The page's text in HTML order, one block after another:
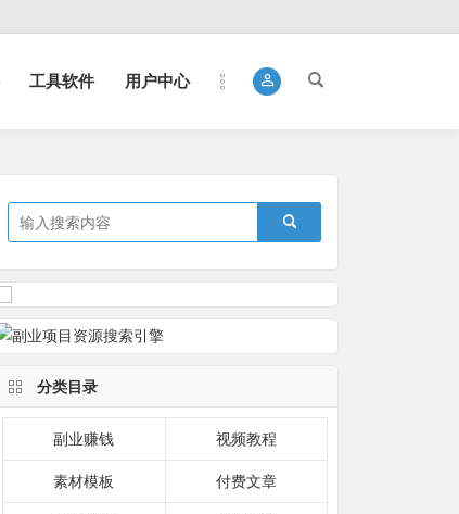
工具软件 用户中心
分类目录
副业赚钱 视频教程
素材模板 付费文章